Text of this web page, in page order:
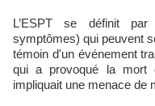
L’ESPT se définit
symptômes) qui peuvent
témoin d'un événement
qui a provoqué la mort
impliquait une menace de